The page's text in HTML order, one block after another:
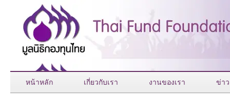
หน้าหลัก เกี่ยวกับเรา งานของเรา ข่าว